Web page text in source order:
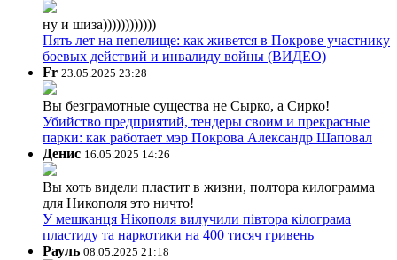
ну и шиза))))))))))))
Пять лет на пепелище: как живется в Покрове участнику
боевых действий и инвалиду войны (ВИДЕО)
Fr 23.05.2025 23:28
Вы безграмотные существа не Сырко, а Сирко!
Убийство предприятий, тендеры своим и прекрасные
парки: как работает мэр Покрова Александр Шаповал
Денис 16.05.2025 14:26
Вы хоть видели пластит в жизни, полтора килограмма
для Никополя это ничто!
У мешканця Нікополя вилучили півтора кілограма
пластиду та наркотики на 400 тисяч гривень
Рауль 08.05.2025 21:18